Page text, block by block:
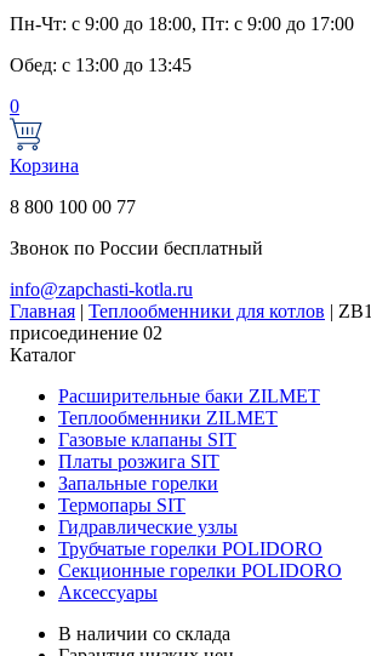
Пн-Чт: с 9:00 до 18:00, Пт: с 9:00 до 17:00
Обед: с 13:00 до 13:45
0
Корзина
8 800 100 00 77
Звонок по России бесплатный
info@zapchasti-kotla.ru
Главная | Теплообменники для котлов |
присоединение 02
Каталог
Расширительные баки ZILMET
Теплообменники ZILMET
Газовые клапаны SIT
Платы розжига SIT
Запальные горелки
Термопары SIT
Гидравлические узлы
Трубчатые горелки POLIDORO
Секционные горелки POLIDORO
Аксессуары
В наличии со склада